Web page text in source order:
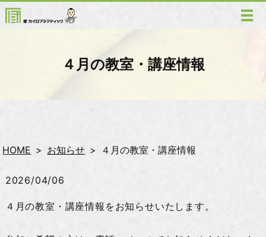
４月の教室・講座情報
HOME お知らせ ４月の教室・講座情報
2026/04/06
４月の教室・講座情報をお知らせいたします。